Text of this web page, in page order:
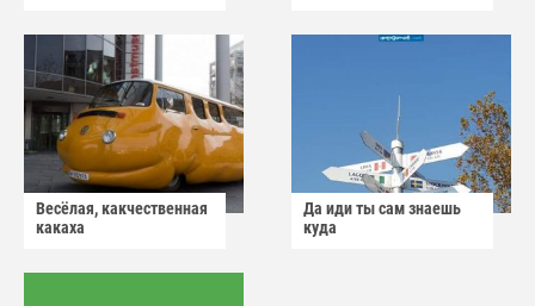
Весёлая, какчественная
какаха
Да иди ты сам знаешь
куда